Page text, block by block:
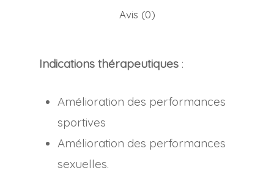
Avis (0)
Indications thérapeutiques :
Amélioration des performances
sportives
Amélioration des performances
sexuelles.